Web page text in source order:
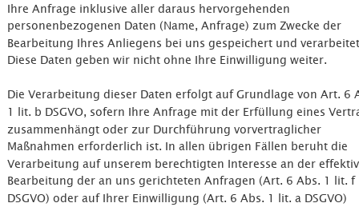
Ihre Anfrage inklusive aller daraus hervorgehenden
personenbezogenen Daten (Name, Anfrage) zum Zwecke der
Bearbeitung Ihres Anliegens bei uns gespeichert und
Diese Daten geben wir nicht ohne Ihre Einwilligung weiter.
Die Verarbeitung dieser Daten erfolgt auf Grundlage von Art. 6
1 lit. b DSGVO, sofern Ihre Anfrage mit der Erfüllung eines
zusammenhängt oder zur Durchführung vorvertraglicher
Maßnahmen erforderlich ist. In allen übrigen Fällen beruht die
Verarbeitung auf unserem berechtigten Interesse an der
Bearbeitung der an uns gerichteten Anfragen (Art. 6 Abs. 1 lit. f
DSGVO) oder auf Ihrer Einwilligung (Art. 6 Abs. 1 lit. a DSGVO)